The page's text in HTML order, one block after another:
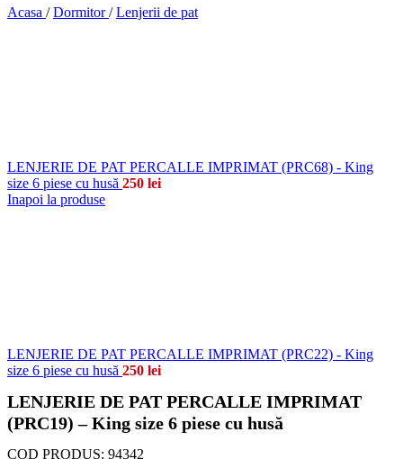
Acasa / Dormitor/ Lenjerii de pat
LENJERIE DE PAT PERCALLE IMPRIMAT (PRC68) - King
size 6 piese cu husă 250 lei
Inapoi la produse
LENJERIE DE PAT PERCALLE IMPRIMAT (PRC22) - King
size 6 piese cu husă 250 lei
LENJERIE DE PAT PERCALLE IMPRIMAT
(PRC19) – King size 6 piese cu husă
COD PRODUS: 94342